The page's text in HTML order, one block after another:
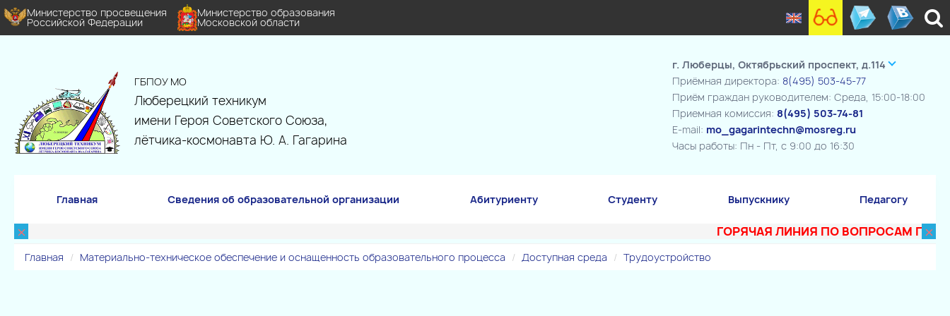
Министерство просвещения
Российской Федерации
Министерство образования
Московской области
ГБПОУ МО
Люберецкий техникум
имени Героя Советского Союза,
лётчика-космонавта Ю. А. Гагарина
г. Люберцы, Октябрьский проспект, д.114
Приёмная директора: 8(495) 503-45-77
Приём граждан руководителем: Среда, 15:00-18:00
Приемная комиссия: 8(495) 503-74-81
E-mail: mo_gagarintechn@mosreg.ru
Часы работы: Пн - Пт, с 9:00 до 16:30
Главная Сведения об образовательной организации Абитуриенту Студенту Выпускнику Педагогу
× ГОРЯЧАЯ ЛИНИЯ ПО ВОПРОСАМ ×
Главная Материально-техническое обеспечение и оснащенность образовательного процесса Доступная среда Трудоустройство